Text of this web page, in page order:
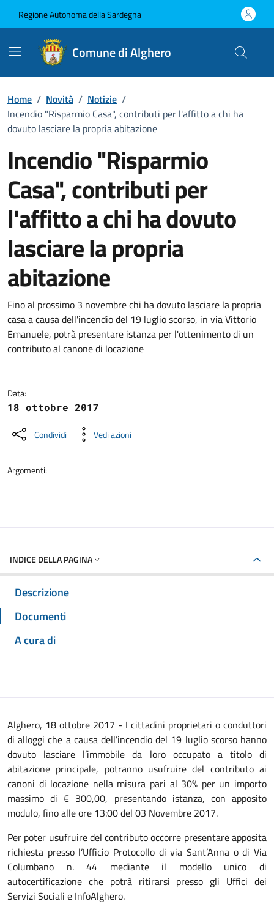
Regione Autonoma della Sardegna
Comune di Alghero
Home / Novità / Notizie /
Incendio "Risparmio Casa", contributi per l'affitto a chi ha
dovuto lasciare la propria abitazione
Incendio "Risparmio
Casa", contributi per
l'affitto a chi ha dovuto
lasciare la propria
abitazione
Dettagli della notizia
Fino al prossimo 3 novembre chi ha dovuto lasciare la propria
casa a causa dell'incendio del 19 luglio scorso, in via Vittorio
Emanuele, potrà presentare istanza per l'ottenimento di un
contributo al canone di locazione
Data:
18 ottobre 2017
Condividi Vedi azioni
Argomenti:
INDICE DELLA PAGINA
Descrizione
Documenti
A cura di
Alghero, 18 ottobre 2017 - I cittadini proprietari o conduttori
di alloggi che a causa dell’incendio del 19 luglio scorso hanno
dovuto lasciare l’immobile da loro occupato a titolo di
abitazione principale, potranno usufruire del contributo ai
canoni di locazione nella misura pari al 30% per un importo
massimo di € 300,00, presentando istanza, con apposito
modulo, fino alle ore 13:00 del 03 Novembre 2017.
Per poter usufruire del contributo occorre presentare apposita
richiesta presso l’Ufficio Protocollo di via Sant’Anna o di Via
Columbano n. 44 mediante il modello unico di
autocertificazione che potrà ritirarsi presso gli Uffici dei
Servizi Sociali e InfoAlghero.